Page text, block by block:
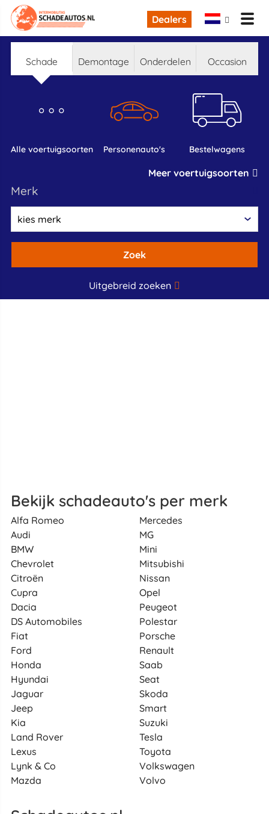
Dealers
schade demontage onderdelen occasion
alle voertuigsoorten personenauto's bestelwagens
Meer voertuigsoorten
merk
Zoek
Uitgebreid zoeken
Bekijk schadeauto's per merk
Alfa Romeo
Audi
BMW
Chevrolet
Citroën
Cupra
Dacia
DS Automobiles
Fiat
Ford
Honda
Hyundai
Jaguar
Jeep
Kia
Land Rover
Lexus
Lynk & Co
Mazda
Mercedes
MG
Mini
Mitsubishi
Nissan
Opel
Peugeot
Polestar
Porsche
Renault
Saab
Seat
Skoda
Smart
Suzuki
Tesla
Toyota
Volkswagen
Volvo